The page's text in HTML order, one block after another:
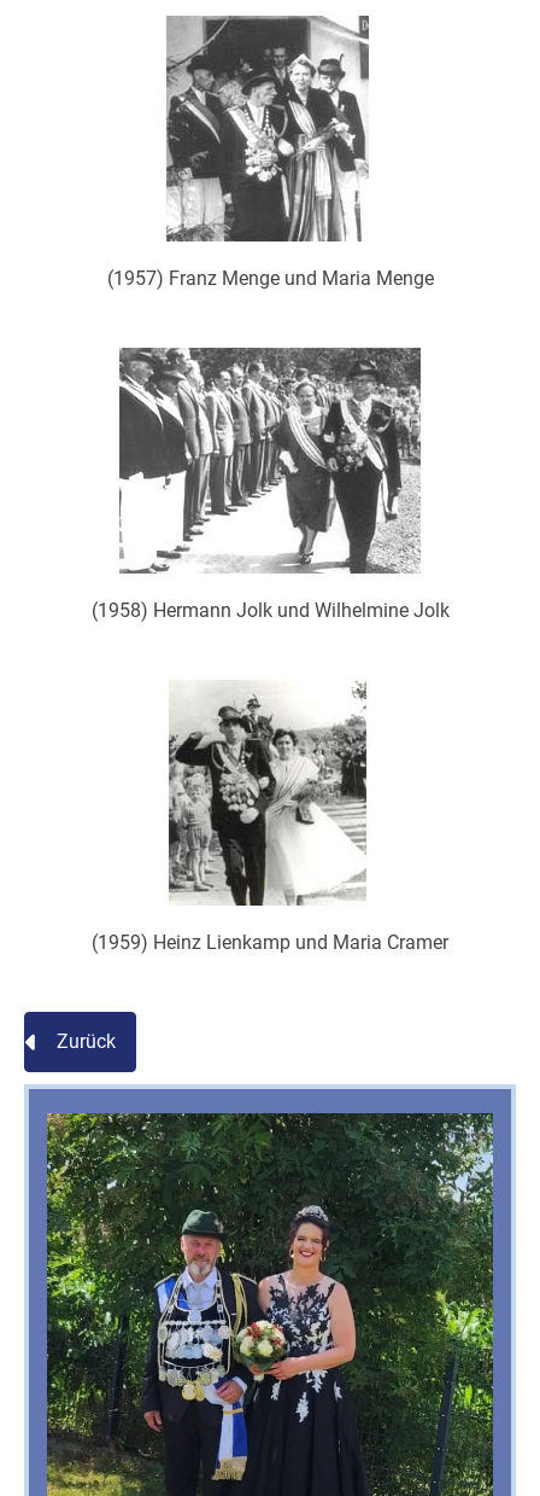
(1957) Franz Menge und Maria Menge
(1958) Hermann Jolk und Wilhelmine Jolk
(1959) Heinz Lienkamp und Maria Cramer
Zurück